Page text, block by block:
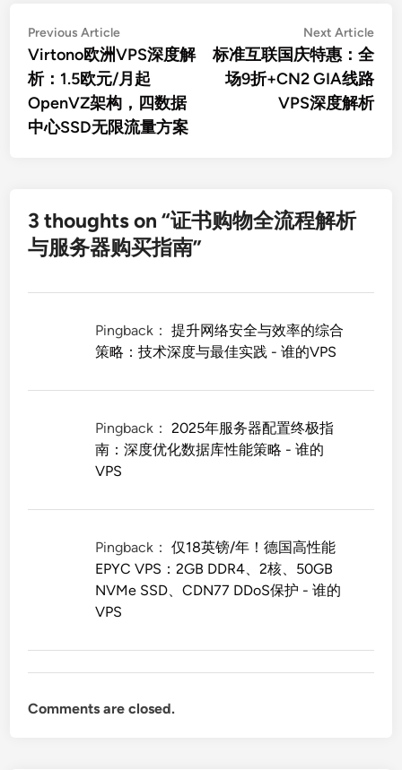
文
章
导
航
Previous ArticlePrevious
article:
Virtono欧洲VPS深度解
析：1.5欧元/月起
OpenVZ架构，四数据
中心SSD无限流量方案
Next Article
标准互联国庆特惠：全
场9折+CN2 GIA线路
VPS深度解析
3 thoughts on “证书购物全流程解析
与服务器购买指南”
Pingback：提升网络安全与效率的综合
策略：技术深度与最佳实践 - 谁的VPS
Pingback：2025年服务器配置终极指
南：深度优化数据库性能策略 - 谁的
VPS
Pingback：仅18英镑/年！德国高性能
EPYC VPS：2GB DDR4、2核、50GB
NVMe SSD、CDN77 DDoS保护 - 谁的
VPS
Comments are closed.